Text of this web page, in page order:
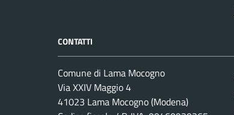
CONTATTI
Comune di Lama Mocogno
Via XXIV Maggio 4
41023 Lama Mocogno (Modena)